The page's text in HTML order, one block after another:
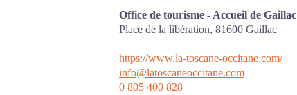
Office de tourisme - Accueil de Gaillac
Place de la libération, 81600 Gaillac
https://www.la-toscane-occitane.com/
info@latoscaneoccitane.com
0 805 400 828